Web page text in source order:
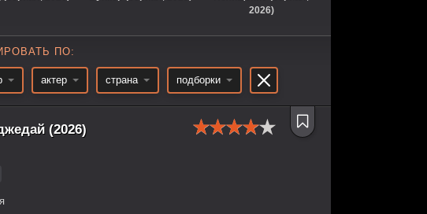
2026)
ПО:
актер страна подборки
(2026)